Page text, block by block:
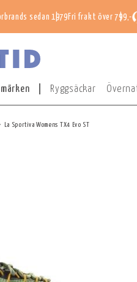
sedan 1979 Fri frakt över 799,-
Ryggsäckar
La Sportiva Womens TX4 Evo ST